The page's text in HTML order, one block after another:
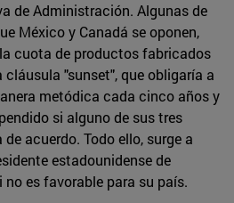
de Administración. Algunas de
México y Canadá se oponen,
cuota de productos fabricados
"sunset", que obligaría a
metódica cada cinco años y
si alguno de sus tres
acuerdo. Todo ello, surge a
estadounidense de
es favorable para su país.